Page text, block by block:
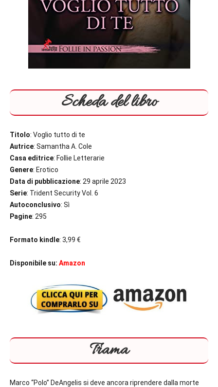
Scheda del libro
Titolo: Voglio tutto di te
Autrice: Samantha A. Cole
Casa editrice: Follie Letterarie
Genere: Erotico
Data di pubblicazione: 29 aprile 2023
Serie: Trident Security Vol. 6
Autoconclusivo: Sì
Pagine: 295
Formato kindle: 3,99 €
Disponibile su: Amazon
Trama
Marco “Polo” DeAngelis si deve ancora riprendere dalla morte